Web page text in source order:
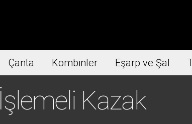
Çanta Kombinler Eşarp ve Şal
İşlemeli Kazak